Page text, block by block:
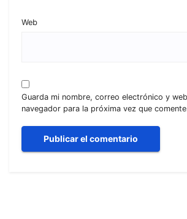
Web
Guarda mi nombre, correo electrónico y
navegador para la próxima vez que